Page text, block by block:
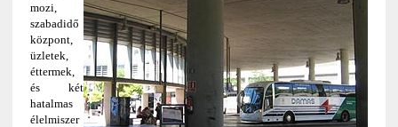
mozi,
szabadidő
központ,
üzletek,
éttermek,
és két
hatalmas
élelmiszer